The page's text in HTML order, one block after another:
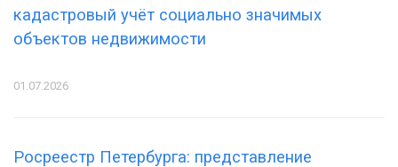
кадастровый учёт социально значимых
объектов недвижимости
01.07.2026
Росреестр Петербурга: представление